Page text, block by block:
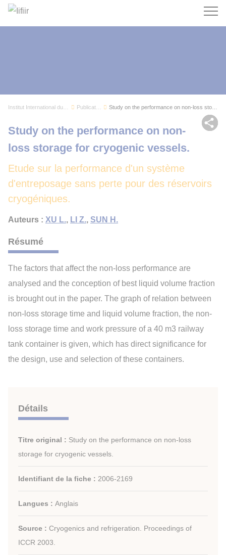
Publications
Etude sur la performance d'un système
d'entreposage sans perte pour des réservoirs
cryogéniques.
Study on the performance on non-
loss storage for cryogenic vessels.
Auteurs : XU L., LI Z., SUN H.
Résumé
The factors that affect the non-loss performance are
analysed and the conception of best liquid volume fraction
is brought out in the paper. The graph of relation between
non-loss storage time and liquid volume fraction, the non-
loss storage time and work pressure of a 40 m3 railway
tank container is given, which has direct significance for
the design, use and selection of these containers.
Détails
Titre original : Study on the performance on non-loss
storage for cryogenic vessels.
Identifiant de la fiche : 2006-2169
Langues : Anglais
Source : Cryogenics and refrigeration. Proceedings of
ICCR 2003.